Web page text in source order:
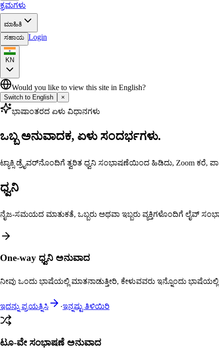
ಕ್ರಮಗಳು
ಮಾಹಿತಿ
ಸಹಾಯ Login
KN
Would you like to view this site in English?
Switch to English ×
ಭಾಷಾಂತರದ ಏಳು ವಿಧಾನಗಳು
ಒಬ್ಬ ಅನುವಾದಕ, ಏಳು ಸಂದರ್ಭಗಳು.
ಟ್ಯಾಕ್ಸಿ ಡ್ರೈವರ್‌ನೊಂದಿಗೆ ತ್ವರಿತ ಧ್ವನಿ ಸಂಭಾಷಣೆಯಿಂದ ಹಿಡಿದು, Zoom ಕರೆ,
ಧ್ವನಿ
ನೈಜ-ಸಮಯದ ಮಾತುಕತೆ, ಒಬ್ಬರು ಅಥವಾ ಇಬ್ಬರು ವ್ಯಕ್ತಿಗಳೊಂದಿಗೆ ಲೈವ್
One-way ಧ್ವನಿ ಅನುವಾದ
ನೀವು ಒಂದು ಭಾಷೆಯಲ್ಲಿ ಮಾತನಾಡುತ್ತೀರಿ, ಕೇಳುವವರು ಇನ್ನೊಂದು ಭಾಷೆಯಲ್ಲಿ
ಇದನ್ನು ಪ್ರಯತ್ನಿಸಿ ·ಇನ್ನಷ್ಟು ತಿಳಿಯಿರಿ
ಟೂ-ವೇ ಸಂಭಾಷಣೆ ಅನುವಾದ